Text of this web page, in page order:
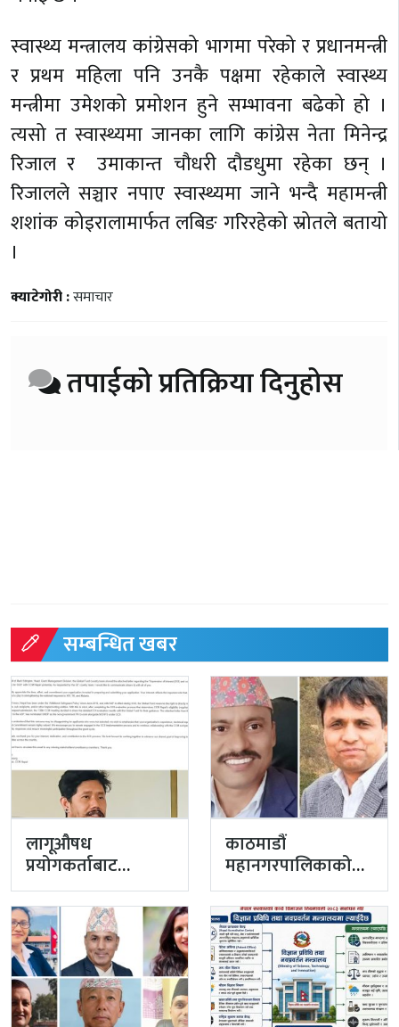
स्वास्थ्य मन्त्रालय कांग्रेसको भागमा परेको र प्रधानमन्त्री
र प्रथम महिला पनि उनकै पक्षमा रहेकाले स्वास्थ्य
मन्त्रीमा उमेशको प्रमोशन हुने सम्भावना बढेको हो ।
त्यसो त स्वास्थ्यमा जानका लागि कांग्रेस नेता मिनेन्द्र
रिजाल र उमाकान्त चौधरी दौडधुमा रहेका छन् ।
रिजालले सञ्चार नपाए स्वास्थ्यमा जाने भन्दै महामन्त्री
शशांक कोइरालामार्फत लबिङ गरिरहेको स्रोतले बतायो
।
क्याटेगोरी :समाचार
तपाईको प्रतिक्रिया दिनुहोस
सम्बन्धित खबर
लागूऔषध
प्रयोगकर्ताबाट
सीसीएम उपाध्यक्ष
बनेका गुरुङको अवैध
इमेलले उठायो
अध्यक्ष…
काठमाडौं
महानगरपालिकाको
प्रमुख प्रशासकीय
अधिकृतमा अर्याल,
सहसचिव केसी
अख्तियारबाट ‘आउट’